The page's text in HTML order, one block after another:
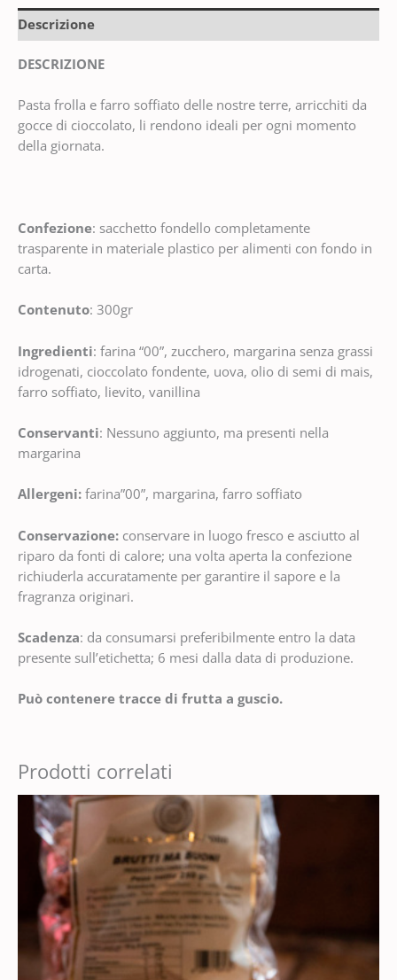
Descrizione
DESCRIZIONE
Pasta frolla e farro soffiato delle nostre terre, arricchiti da
gocce di cioccolato, li rendono ideali per ogni momento
della giornata.
Confezione: sacchetto fondello completamente
trasparente in materiale plastico per alimenti con fondo in
carta.
Contenuto: 300gr
Ingredienti: farina “00”, zucchero, margarina senza grassi
idrogenati, cioccolato fondente, uova, olio di semi di mais,
farro soffiato, lievito, vanillina
Conservanti: Nessuno aggiunto, ma presenti nella
margarina
Allergeni: farina”00”, margarina, farro soffiato
Conservazione: conservare in luogo fresco e asciutto al
riparo da fonti di calore; una volta aperta la confezione
richiuderla accuratamente per garantire il sapore e la
fragranza originari.
Scadenza: da consumarsi preferibilmente entro la data
presente sull’etichetta; 6 mesi dalla data di produzione.
Può contenere tracce di frutta a guscio.
Prodotti correlati